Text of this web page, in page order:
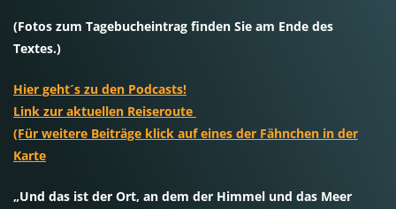
(Fotos zum Tagebucheintrag finden Sie am Ende des
Textes.)
Hier geht´s zu den Podcasts!
Link zur aktuellen Reiseroute
(Für weitere Beiträge klick auf eines der Fähnchen in der
Karte
„Und das ist der Ort, an dem der Himmel und das Meer